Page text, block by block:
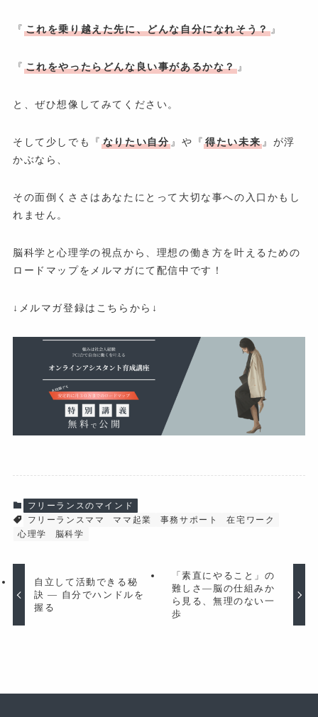
『 これを乗り越えた先に、どんな自分になれそう？』
『 これをやったらどんな良い事があるかな？』
と、ぜひ想像してみてください。
そして少しでも『 なりたい自分 』や『得たい未来 』が浮
かぶなら、
その面倒くささはあなたにとって大切な事への入口かもし
れません。
脳科学と心理学の視点から、理想の働き方を叶えるための
ロードマップをメルマガにて配信中です！
↓メルマガ登録はこちらから↓
フリーランスのマインド
フリーランスママ
ママ起業 事務サポート
在宅ワーク
心理学
脳科学
自立して活動できる秘
訣 ― 自分でハンドルを
握る
「素直にやること」の
難しさ―脳の仕組みか
ら見る、無理のない一
歩